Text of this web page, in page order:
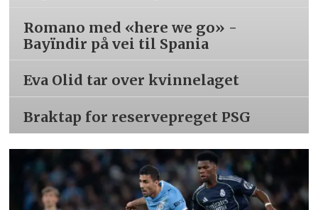
Romano med «here we go» -
Bayïndir på vei til Spania
Eva Olid tar over kvinnelaget
Braktap for reservepreget PSG